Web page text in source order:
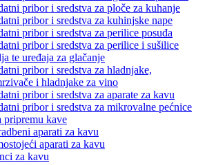
pribor i sredstva za ploče za kuhanje
pribor i sredstva za kuhinjske nape
pribor i sredstva za perilice posuđa
pribor i sredstva za perilice i sušilice
te uređaja za glačanje
pribor i sredstva za hladnjake,
i hladnjake za vino
pribor i sredstva za aparate za kavu
pribor i sredstva za mikrovalne pećnice
pripremu kave
aparati za kavu
aparati za kavu
za kavu